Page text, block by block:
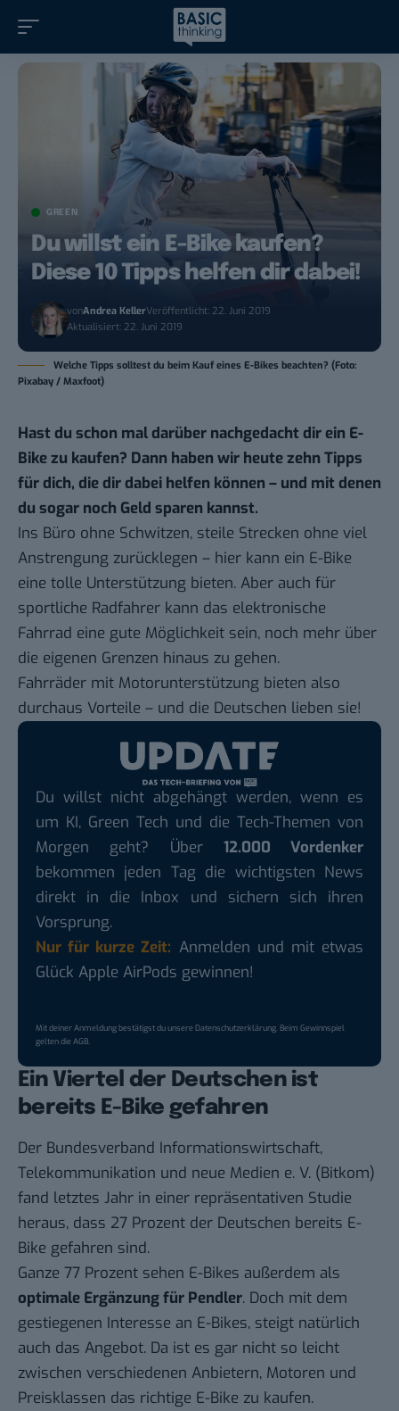
GREEN
Du willst ein E-Bike kaufen?
Diese 10 Tipps helfen dir dabei!
vonAndrea KellerVeröffentlicht: 22. Juni 2019
Aktualisiert: 22. Juni 2019
Welche Tipps solltest du beim Kauf eines E-Bikes beachten? (Foto:
Pixabay / Maxfoot)
Hast du schon mal darüber nachgedacht dir ein E-
Bike zu kaufen? Dann haben wir heute zehn Tipps
für dich, die dir dabei helfen können – und mit denen
du sogar noch Geld sparen kannst.
Ins Büro ohne Schwitzen, steile Strecken ohne viel
Anstrengung zurücklegen – hier kann ein E-Bike
eine tolle Unterstützung bieten. Aber auch für
sportliche Radfahrer kann das elektronische
Fahrrad eine gute Möglichkeit sein, noch mehr über
die eigenen Grenzen hinaus zu gehen.
Fahrräder mit Motorunterstützung bieten also
durchaus Vorteile – und die Deutschen lieben sie!
Du willst nicht abgehängt werden, wenn es
um KI, Green Tech und die Tech-Themen von
Morgen geht? Über 12.000 Vordenker
bekommen jeden Tag die wichtigsten News
direkt in die Inbox und sichern sich ihren
Vorsprung.
Nur für kurze Zeit: Anmelden und mit etwas
Glück Apple AirPods gewinnen!
Mit deiner Anmeldung bestätigst du unsereDatenschutzerklärung. Beim Gewinnspiel
gelten dieAGB.
Ein Viertel der Deutschen ist
bereits E-Bike gefahren
Der Bundesverband Informationswirtschaft,
Telekommunikation und neue Medien e. V. (Bitkom)
fand letztes Jahr in einer repräsentativen Studie
heraus, dass 27 Prozent der Deutschen bereits E-
Bike gefahren sind.
Ganze 77 Prozent sehen E-Bikes außerdem als
optimale Ergänzung für Pendler. Doch mit dem
gestiegenen Interesse an E-Bikes, steigt natürlich
auch das Angebot. Da ist es gar nicht so leicht
zwischen verschiedenen Anbietern, Motoren und
Preisklassen das richtige E-Bike zu kaufen.